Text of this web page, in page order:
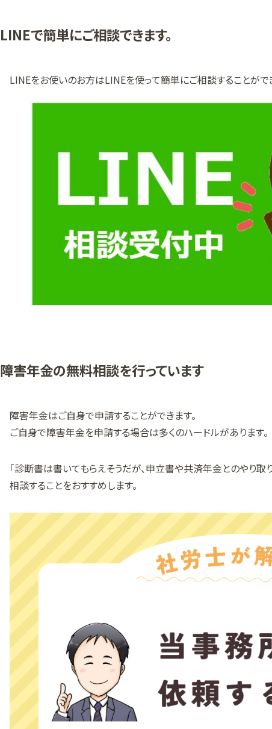
LINEで簡単にご相談できます。
LINEをお使いのお方はLINEを使って簡単にご相談することがで
障害年金の無料相談を行っています
障害年金はご自身で申請することができます。
ご自身で障害年金を申請する場合は多くのハードルがあります。
「診断書は書いてもらえそうだが、申立書や共済年金とのやり
相談することをおすすめします。